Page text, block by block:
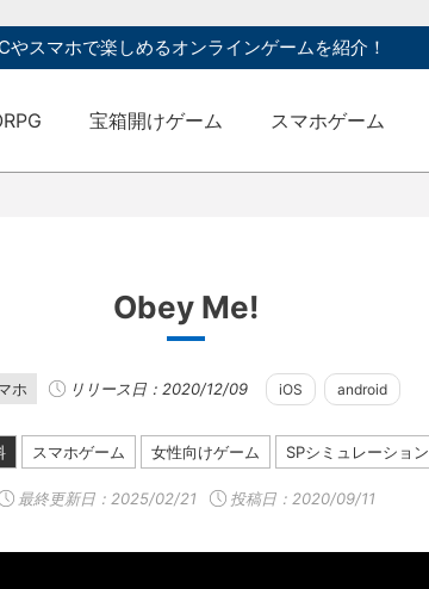
やスマホで楽しめるオンラインゲームを紹介！
宝箱開けゲーム スマホゲーム
Obey Me!
ホ リリース日：2020/12/09 iOS android
スマホゲーム 女性向けゲーム SPシミュレーション
最終更新日： 2025/02/21 投稿日：2020/09/11